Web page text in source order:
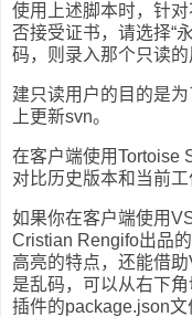
使用上述脚本时，针
否接受证书，请选择“
码，则录入那个只读的
建只读用户的目的是
上更新svn。
在客户端使用Tortoise
对比历史版本和当前
如果你在客户端使用
Cristian Rengifo出品
高亮的特点，还能借
是乱码，可以从右下
插件的package.json